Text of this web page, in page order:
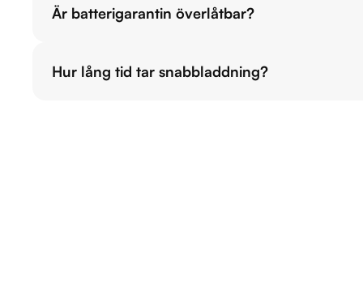
Är batterigarantin överlåtbar?
Hur lång tid tar snabbladdning?